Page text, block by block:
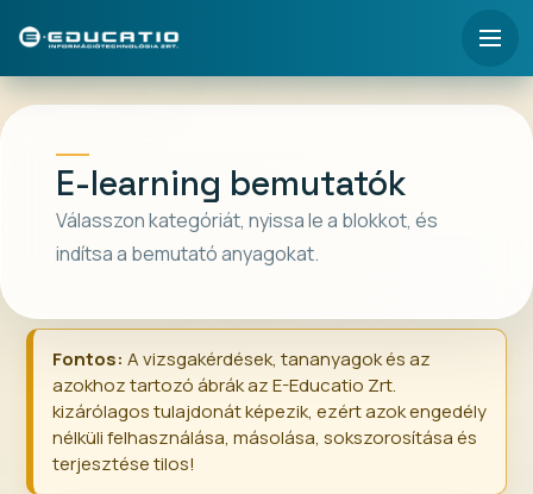
E-learning bemutatók
Válasszon kategóriát, nyissa le a blokkot, és
indítsa a bemutató anyagokat.
Fontos: A vizsgakérdések, tananyagok és az
azokhoz tartozó ábrák az E-Educatio Zrt.
kizárólagos tulajdonát képezik, ezért azok engedély
nélküli felhasználása, másolása, sokszorosítása és
terjesztése tilos!